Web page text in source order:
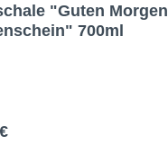
"Guten Morgen
700ml
Preis: